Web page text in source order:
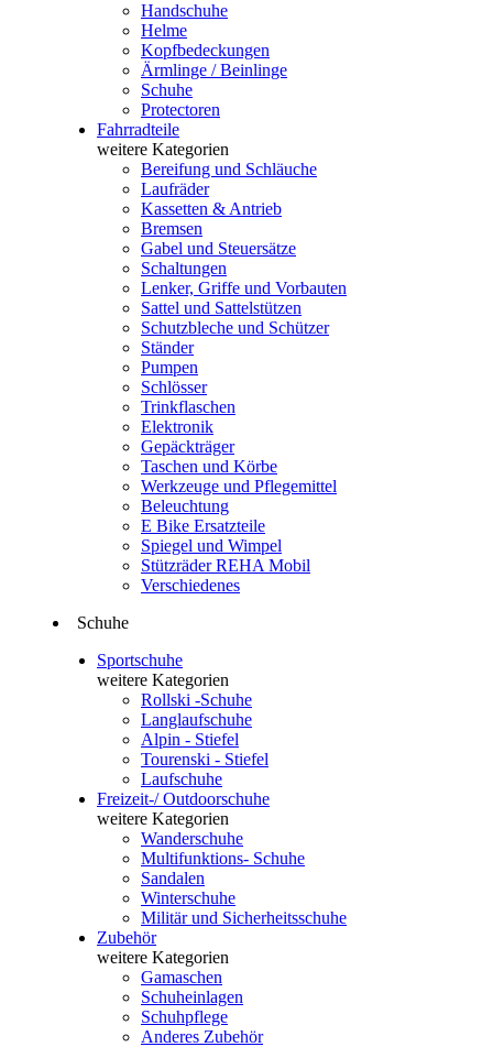
Handschuhe
Helme
Kopfbedeckungen
Ärmlinge / Beinlinge
Schuhe
Protectoren
Fahrradteile
weitere Kategorien
Bereifung und Schläuche
Laufräder
Kassetten & Antrieb
Bremsen
Gabel und Steuersätze
Schaltungen
Lenker, Griffe und Vorbauten
Sattel und Sattelstützen
Schutzbleche und Schützer
Ständer
Pumpen
Schlösser
Trinkflaschen
Elektronik
Gepäckträger
Taschen und Körbe
Werkzeuge und Pflegemittel
Beleuchtung
E Bike Ersatzteile
Spiegel und Wimpel
Stützräder REHA Mobil
Verschiedenes
Schuhe
Sportschuhe
weitere Kategorien
Rollski -Schuhe
Langlaufschuhe
Alpin - Stiefel
Tourenski - Stiefel
Laufschuhe
Freizeit-/ Outdoorschuhe
weitere Kategorien
Wanderschuhe
Multifunktions- Schuhe
Sandalen
Winterschuhe
Militär und Sicherheitsschuhe
Zubehör
weitere Kategorien
Gamaschen
Schuheinlagen
Schuhpflege
Anderes Zubehör